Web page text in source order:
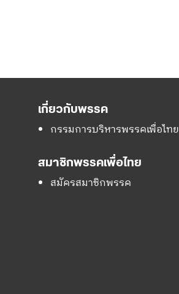
เกี่ยวกับพรรค
กรรมการบริหารพรรคเพื่อไทย
สมาชิกพรรคเพื่อไทย
สมัครสมาชิกพรรค